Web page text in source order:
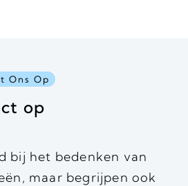
Ons Op
op
bij het bedenken van
maar begrijpen ook